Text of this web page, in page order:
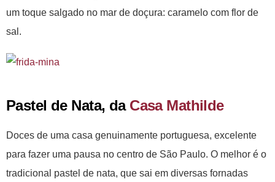
um toque salgado no mar de doçura: caramelo com flor de
sal.
Pastel de Nata, da Casa Mathilde
Doces de uma casa genuinamente portuguesa, excelente
para fazer uma pausa no centro de São Paulo. O melhor é o
tradicional pastel de nata, que sai em diversas fornadas